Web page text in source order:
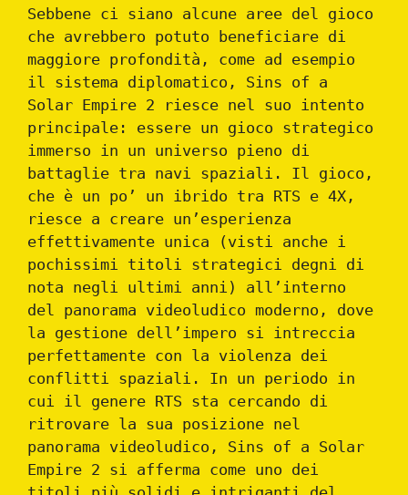
Sebbene ci siano alcune aree del gioco
che avrebbero potuto beneficiare di
maggiore profondità, come ad esempio
il sistema diplomatico, Sins of a
Solar Empire 2 riesce nel suo intento
principale: essere un gioco strategico
immerso in un universo pieno di
battaglie tra navi spaziali. Il gioco,
che è un po’ un ibrido tra RTS e 4X,
riesce a creare un’esperienza
effettivamente unica (visti anche i
pochissimi titoli strategici degni di
nota negli ultimi anni) all’interno
del panorama videoludico moderno, dove
la gestione dell’impero si intreccia
perfettamente con la violenza dei
conflitti spaziali. In un periodo in
cui il genere RTS sta cercando di
ritrovare la sua posizione nel
panorama videoludico, Sins of a Solar
Empire 2 si afferma come uno dei